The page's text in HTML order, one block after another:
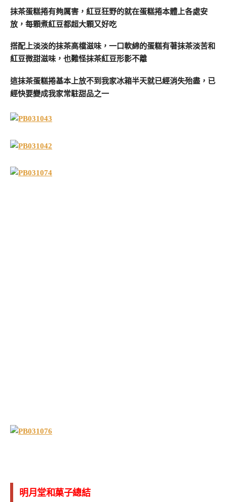
抹茶蛋糕捲有夠厲害，紅豆狂野的就在蛋糕捲本體上各處安
放，每顆煮紅豆都超大顆又好吃
搭配上淡淡的抹茶高檔滋味，一口軟綿的蛋糕有著抹茶淡苦和
紅豆微甜滋味，也難怪抹茶紅豆形影不離
這抹茶蛋糕捲基本上放不到我家冰箱半天就已經消失殆盡，已
經快要變成我家常駐甜品之一
明月堂和菓子總結